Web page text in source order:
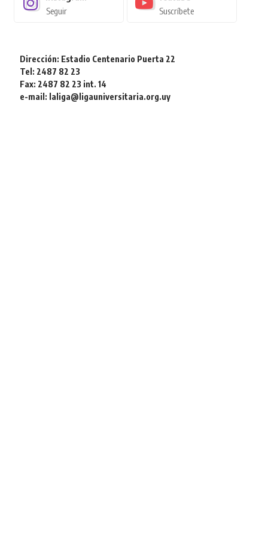
Seguir Suscríbete
Dirección: Estadio Centenario Puerta 22
Tel: 2487 82 23
Fax: 2487 82 23 int. 14
e-mail: laliga@ligauniversitaria.org.uy